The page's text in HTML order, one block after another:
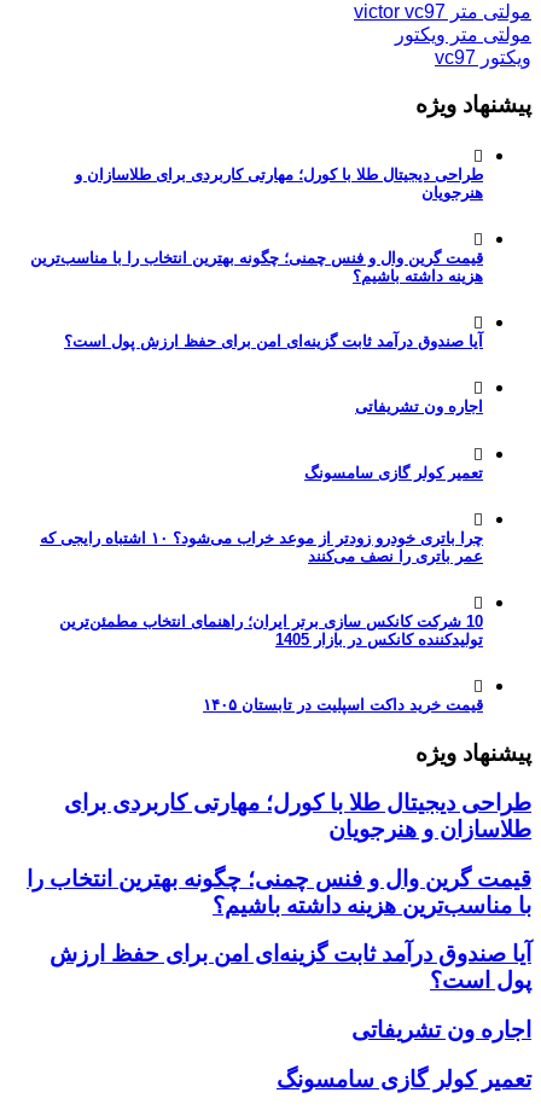
مولتی متر victor vc97
مولتی متر ویکتور
ویکتور vc97
پیشنهاد ویژه
طراحی دیجیتال طلا با کورل؛ مهارتی کاربردی برای طلاسازان و
هنرجویان
قیمت گرین وال و فنس چمنی؛ چگونه بهترین انتخاب را با مناسب‌ترین
هزینه داشته باشیم؟
آیا صندوق درآمد ثابت گزینه‌ای امن برای حفظ ارزش پول است؟
اجاره ون تشریفاتی
تعمیر کولر گازی سامسونگ
چرا باتری خودرو زودتر از موعد خراب می‌شود؟ ۱۰ اشتباه رایجی که
عمر باتری را نصف می‌کنند
10 شرکت کانکس سازی برتر ایران؛ راهنمای انتخاب مطمئن‌ترین
تولیدکننده کانکس در بازار 1405
قیمت خرید داکت اسپلیت در تابستان ۱۴۰۵
پیشنهاد ویژه
طراحی دیجیتال طلا با کورل؛ مهارتی کاربردی برای
طلاسازان و هنرجویان
قیمت گرین وال و فنس چمنی؛ چگونه بهترین انتخاب را
با مناسب‌ترین هزینه داشته باشیم؟
آیا صندوق درآمد ثابت گزینه‌ای امن برای حفظ ارزش
پول است؟
اجاره ون تشریفاتی
تعمیر کولر گازی سامسونگ